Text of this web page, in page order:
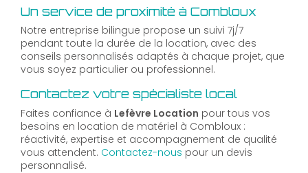
Un service de proximité à Combloux
Notre entreprise bilingue propose un suivi 7j/7
pendant toute la durée de la location, avec des
conseils personnalisés adaptés à chaque projet, que
vous soyez particulier ou professionnel.
Contactez votre spécialiste local
Faites confiance à Lefèvre Location pour tous vos
besoins en location de matériel à Combloux :
réactivité, expertise et accompagnement de qualité
vous attendent. Contactez-nous pour un devis
personnalisé.